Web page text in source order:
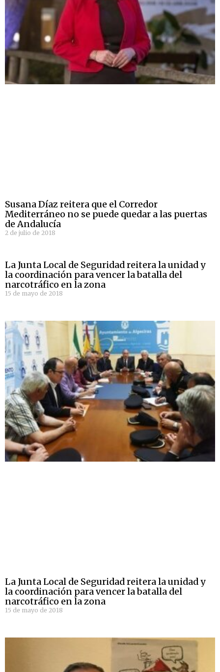
Susana Díaz reitera que el Corredor
Mediterráneo no se puede quedar a las puertas
de Andalucía
2 de julio de 2018
La Junta Local de Seguridad reitera la unidad y
la coordinación para vencer la batalla del
narcotráfico en la zona
15 de mayo de 2018
La Junta Local de Seguridad reitera la unidad y
la coordinación para vencer la batalla del
narcotráfico en la zona
15 de mayo de 2018